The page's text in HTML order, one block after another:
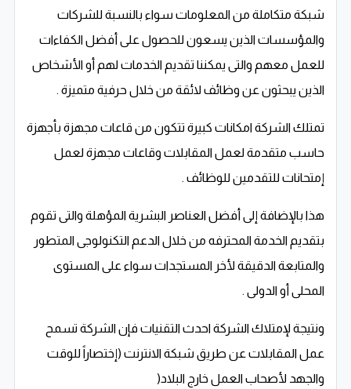
شبكة متكاملة من المعلومات سواء بالنسبة للشركات
والمؤسسات الذين يسعون للحصول على أفضل الكفاءات
للعمل معهم والتى يمكننا تقديم الخدمات لهم أو الأشخاص
الذين يبحثون عن وظائف لائقة من خلال حرفية متميزة .
تمتلك الشركة امكانات كبيرة تتكون من قاعات مجهزة بأجهزة
حاسب متقدمة لعمل المقابلات وقاعات مجهزة لعمل
إمتحانات للتقدمين للوظائف .
هذا بالإضافة إلى أفضل العناصر البشرية المؤهلة والتى تقوم
بتقديم الخدمة المحترفه من خلال الدعم التكنولوجى المتطور
والمتابعة الدقيقة لأخر المستجدات سواء على المستوى
المحلى أو الدولى .
ونتيجة لإمتلاك الشركة احدث التقنيات فإن الشركة تسمح
عمل المقابلات عن طريق شبكة الانترنت (إختصاراً للوقت
والجهد لأصحاب العمل خارج البلاد(